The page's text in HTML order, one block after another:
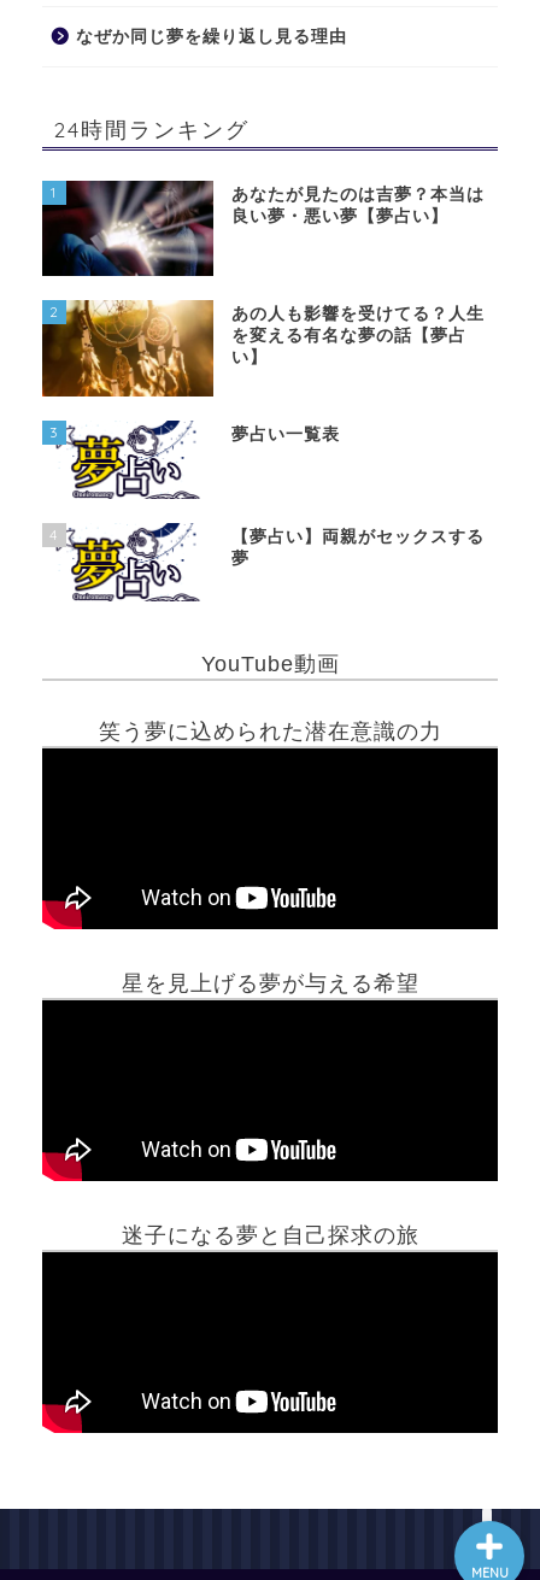
なぜか同じ夢を繰り返し見る理由
24時間ランキング
1
あなたが見たのは吉夢？本当は
良い夢・悪い夢【夢占い】
2
あの人も影響を受けてる？人生
を変える有名な夢の話【夢占
い】
3 夢占い一覧表
4
【夢占い】両親がセックスする
夢
YouTube動画
笑う夢に込められた潜在意識の力
星を見上げる夢が与える希望
迷子になる夢と自己探求の旅
MENU
ホーム
最新記事動画